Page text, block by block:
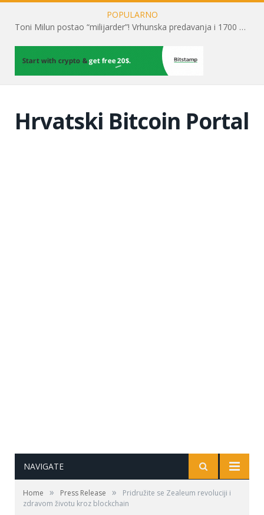
POPULARNO
Toni Milun postao “milijarder”! Vrhunska predavanja i 1700 posjetitelja obilježili su mjesec financijske pismenosti
Hrvatski Bitcoin Portal
NAVIGATE
Home » Press Release »
Pridružite se Zealeum revoluciji i
zdravom životu kroz blockchain